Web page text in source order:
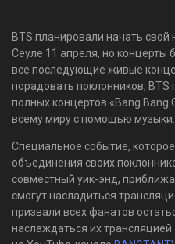
BTS планировали начать
Сеуле 11 апреля, но концерты
все последующие живые
порадовать поклонников,
полных концертов «Bang
всему миру с помощью музыки.
Специальное событие,
объединения своих
совместный уик-энд,
смогут насладиться
призвали всех фанатов
наслаждаться их трансляцией